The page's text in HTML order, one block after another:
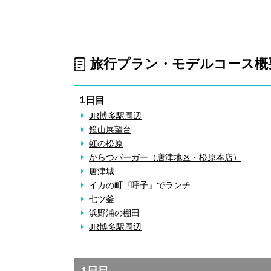
旅行プラン・モデルコース概
1日目
JR博多駅周辺
鏡山展望台
虹の松原
からつバーガー（唐津地区・松原本店）
唐津城
イカの町『呼子』でランチ
七ツ釜
浜野浦の棚田
JR博多駅周辺